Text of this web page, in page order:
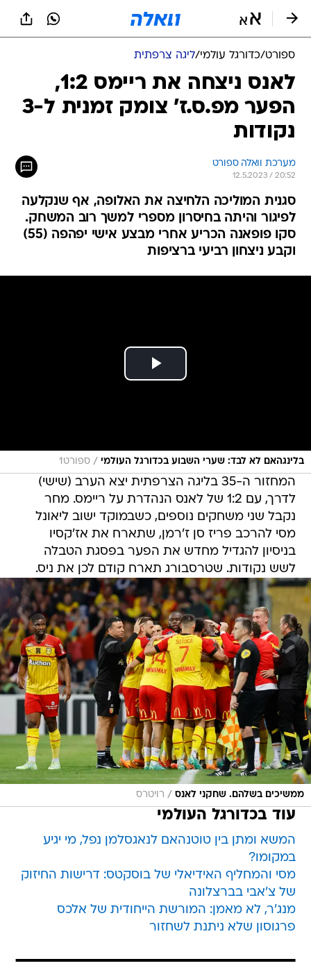
ספורט/כדורגל עולמי/ליגה צרפתית
לאנס ניצחה את ריימס 1:2,
הפער מפ.ס.ז' צומק זמנית ל-3
נקודות
מערכת וואלה ספורט
12.5.2023 / 20:52
סגנית המוליכה הלחיצה את האלופה, אף שנקלעה
לפיגור והיתה בחיסרון מספרי למשך רוב המשחק.
סקו פופאנה הכריע אחרי מבצע אישי יפהפה (55)
וקבע ניצחון רביעי ברציפות
בלינגהאם לא לבד: שערי השבוע בכדורגל העולמי / ספורט1
המחזור ה-35 בליגה הצרפתית יצא הערב (שישי)
לדרך, עם 1:2 של לאנס הנהדרת על ריימס. מחר
נקבל שני משחקים נוספים, כשבמוקד ישוב ליאונל
מסי להרכב פריז סן ז'רמן, שתארח את אז'קסיו
בניסיון להגדיל מחדש את הפער בפסגת הטבלה
לשש נקודות. שטרסבורג תארח קודם לכן את ניס.
ממשיכים בשלהם. שחקני לאנס / רויטרס
עוד בכדורגל העולמי
המשא ומתן בין טוטנהאם לנאגסלמן נפל, מי יגיע
במקומו?
מסי והמחליף האידיאלי של בוסקטס: דרישות החיזוק
של צ'אבי בברצלונה
מנג'ר, לא מאמן: המורשת הייחודית של אלכס
פרגוסון שלא ניתנת לשחזור